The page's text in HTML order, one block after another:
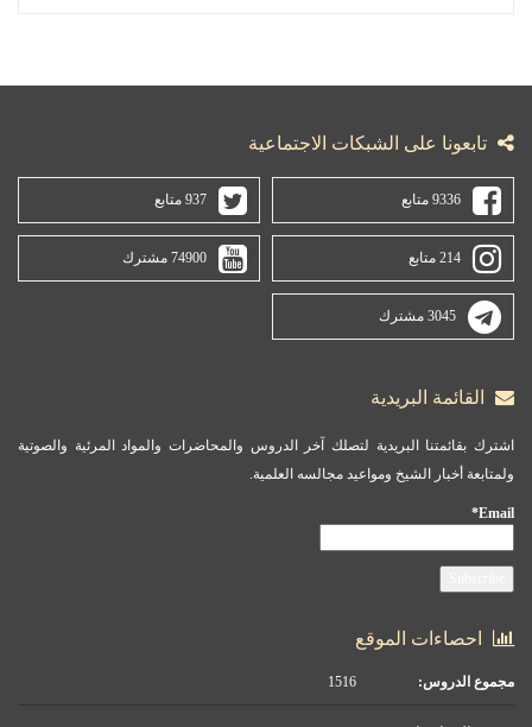
تابعونا على الشبكات الاجتماعية
9336 متابع 937 متابع
214 متابع 74900 مشترك
3045 مشترك
القائمة البريدية
اشترك بقائمتنا البريدية لتصلك آخر الدروس والمحاضرات والمواد المرئية والصوتية
ولمتابعة أخبار الشيخ ومواعيد مجالسه العلمية.
Email*
احصاءات الموقع
مجموع الدروس: